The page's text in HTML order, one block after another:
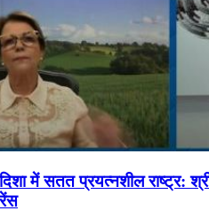
में सतत प्रयत्नशील राष्ट्र: